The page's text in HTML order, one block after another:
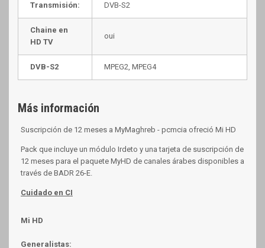
Transmisión: DVB-S2
Chaine en
HD TV
oui
DVB-S2 MPEG2, MPEG4
Más información
Suscripción de 12 meses a MyMaghreb - pcmcia ofreció Mi HD
Pack que incluye un módulo Irdeto y una tarjeta de suscripción de
12 meses para el paquete MyHD de canales árabes disponibles a
través de BADR 26-E.
Cuidado en CI
Mi HD
Generalistas: